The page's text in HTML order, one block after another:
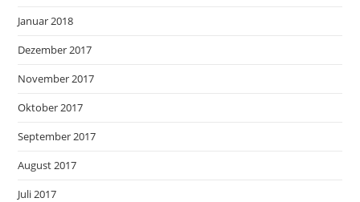
Januar 2018
Dezember 2017
November 2017
Oktober 2017
September 2017
August 2017
Juli 2017